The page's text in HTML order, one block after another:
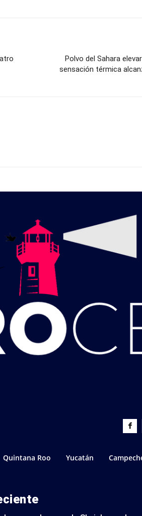
Polvo del Sahara
sensación térmica
Quintana Roo Yucatán